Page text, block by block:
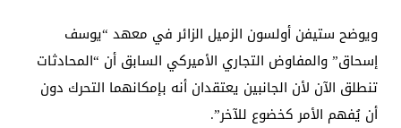
ويوضح ستيفن أولسون الزميل الزائر في معهد “يوسف
إسحاق” والمفاوض التجاري الأميركي السابق أن “المحادثات
تنطلق الآن لأن الجانبين يعتقدان أنه بإمكانهما التحرك دون
أن يُفهم الأمر كخضوع للآخر”.